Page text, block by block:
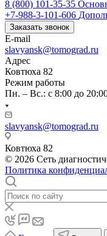
8 (800) 101-35-35
+7-988-3-101-606
Заказать звонок
E-mail
slavyansk@tomograd.ru
Адрес
Ковтюха 82
Режим работы
Пн. – Вс.: с 8:00 до
slavyansk@tomograd.ru
Ковтюха 82
© 2026 Сеть
Политика